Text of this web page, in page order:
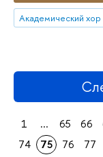
Академический хор
1 ... 65 66
74
75 76 77